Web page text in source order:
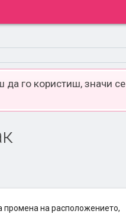
да го користиш, значи се
промена на расположението,